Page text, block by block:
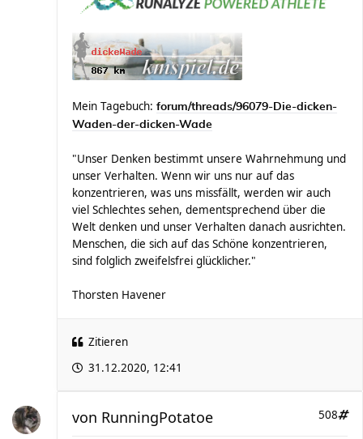
Mein Tagebuch: forum/threads/96079-Die-dicken-
Waden-der-dicken-Wade
"Unser Denken bestimmt unsere Wahrnehmung und
unser Verhalten. Wenn wir uns nur auf das
konzentrieren, was uns missfällt, werden wir auch
viel Schlechtes sehen, dementsprechend über die
Welt denken und unser Verhalten danach ausrichten.
Menschen, die sich auf das Schöne konzentrieren,
sind folglich zweifelsfrei glücklicher."
Thorsten Havener
Zitieren
31.12.2020, 12:41
508
von RunningPotatoe